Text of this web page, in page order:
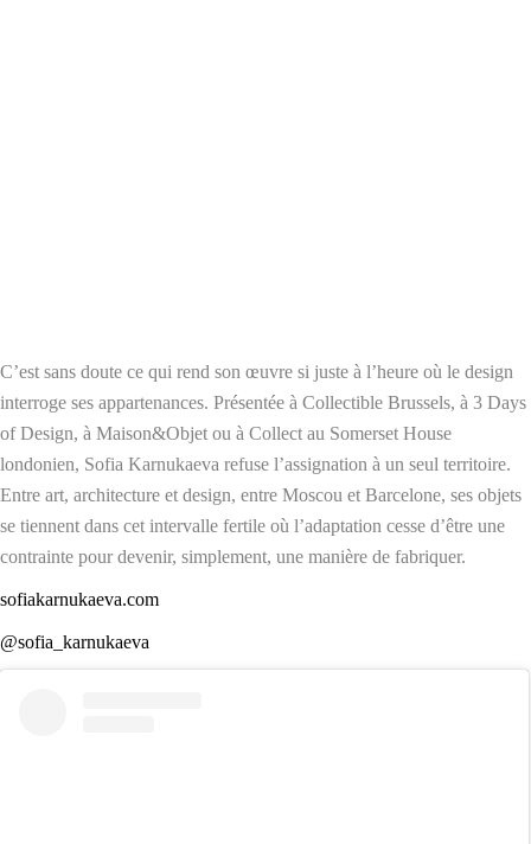
C’est sans doute ce qui rend son œuvre si juste à l’heure où le design
interroge ses appartenances. Présentée à Collectible Brussels, à 3 Days
of Design, à Maison&Objet ou à Collect au Somerset House
londonien, Sofia Karnukaeva refuse l’assignation à un seul territoire.
Entre art, architecture et design, entre Moscou et Barcelone, ses objets
se tiennent dans cet intervalle fertile où l’adaptation cesse d’être une
contrainte pour devenir, simplement, une manière de fabriquer.
sofiakarnukaeva.com
@sofia_karnukaeva